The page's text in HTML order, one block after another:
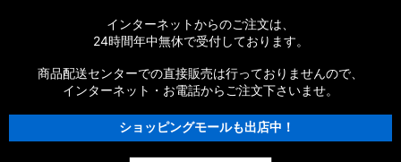
インターネットからのご注文は、
24時間年中無休で受付しております。
商品配送センターでの直接販売は行っておりませんので、
インターネット・お電話からご注文下さいませ。
ショッピングモールも出店中！